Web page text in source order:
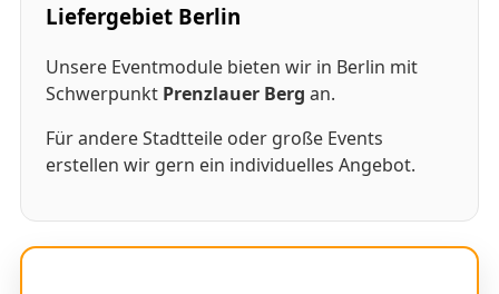
Liefergebiet Berlin
Unsere Eventmodule bieten wir in Berlin mit
Schwerpunkt Prenzlauer Berg an.
Für andere Stadtteile oder große Events
erstellen wir gern ein individuelles Angebot.